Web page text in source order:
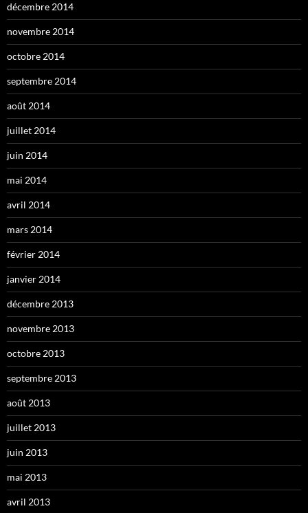
décembre 2014
novembre 2014
octobre 2014
septembre 2014
août 2014
juillet 2014
juin 2014
mai 2014
avril 2014
mars 2014
février 2014
janvier 2014
décembre 2013
novembre 2013
octobre 2013
septembre 2013
août 2013
juillet 2013
juin 2013
mai 2013
avril 2013